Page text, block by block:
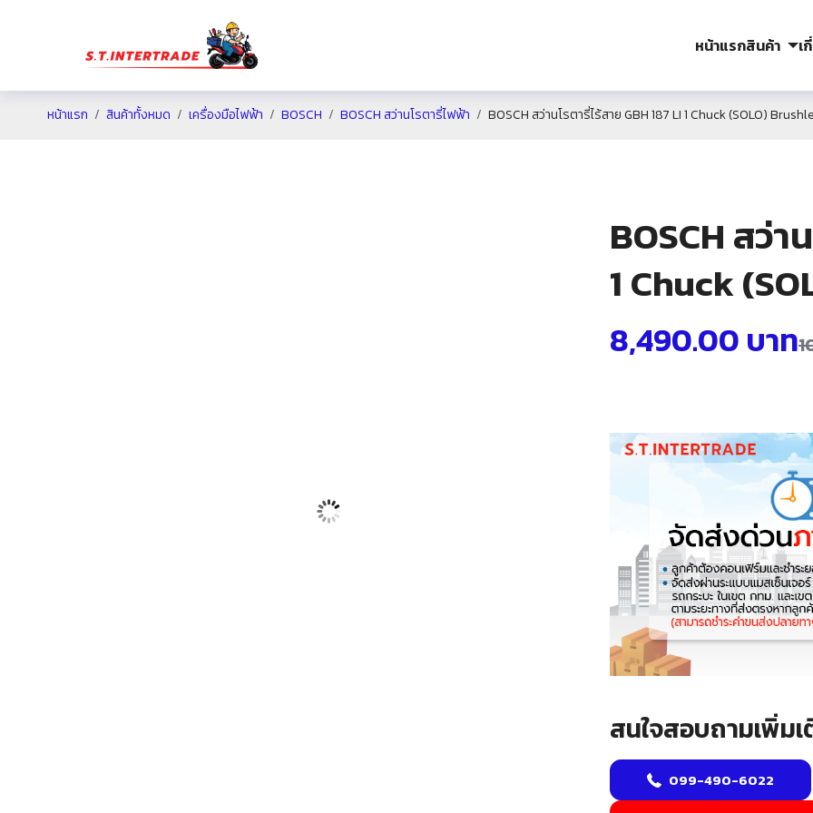
หน้าแรกสินค้า เ
หน้าแรก สินค้าทั้งหมด เครื่องมือไฟฟ้า BOSCH BOSCH สว่านโรตารี่ไฟฟ้า BOSCH สว่านโรตารี่ไร้สาย GBH 187 LI 1 Chuck (SOLO)
BOSCH สว่า
1 Chuck
8,490.00 บาท
สนใจสอบถามเพิ่ม
099-490-6022